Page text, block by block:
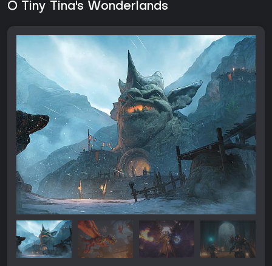
O Tiny Tina's Wonderlands